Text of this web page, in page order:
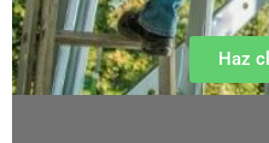
Haz